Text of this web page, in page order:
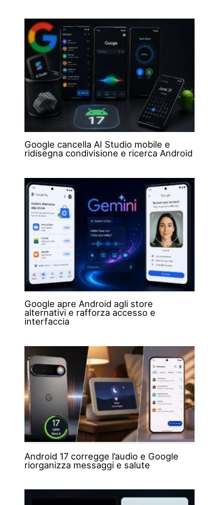
Google cancella AI Studio mobile e
ridisegna condivisione e ricerca Android
Google apre Android agli store
alternativi e rafforza accesso e
interfaccia
Android 17 corregge l’audio e Google
riorganizza messaggi e salute